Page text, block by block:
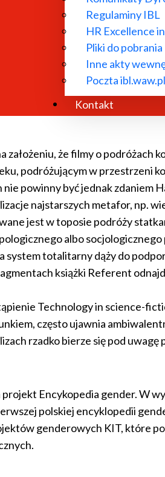
Regulaminy IBL
HR Excellence
Pliki do pobrania
Inne akty
Poczta ibl.waw.pl
Kontakt
ludzkiej i zawodów
zajmują sztuczne figury, takie
(np. ikona, krzyż, figura
na temat Wydziału
że filmy o podróżach
podróżującym w przestrzeni
powinny być jednak zdaniem
najstarszych metafor, np.
jest w toposie podróży
albo
system totalitarny dąży do
książki Referent
Technology in science-
często ujawnia
rzadko bierze się pod
Encykopedia gender. W
polskiej encyklopedii
genderowych KIT, które